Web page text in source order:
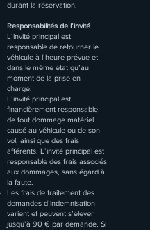
durant la réservation.
Responsabilités de l’invité
L’invité principal est
responsable de retourner le
véhicule à l’heure prévue et
dans le même état qu’au
moment de la prise en
charge.
L’invité principal est
financièrement responsable
de tout dommage matériel
causé au véhicule ou de son
vol, ainsi que des frais
afférents. L’invité principal est
responsable des frais associés
aux dommages, sans égard à
la faute.
Les frais de traitement des
demandes d’indemnisation
varient et peuvent s’élever
jusqu’à 90 € par demande. Si